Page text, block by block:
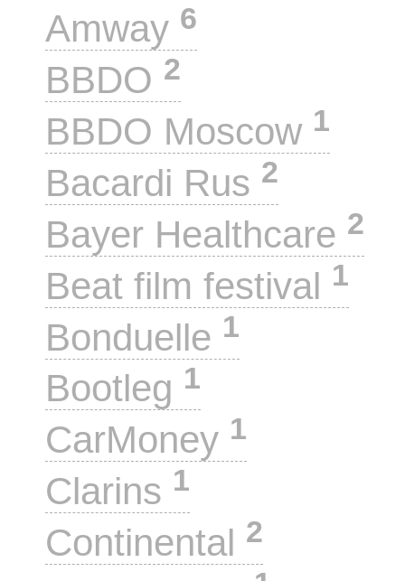
Amway 6
BBDO 2
BBDO Moscow 1
Bacardi Rus 2
Bayer Healthcare 2
Beat film festival 1
Bonduelle 1
Bootleg 1
CarMoney 1
Clarins 1
Continental 2